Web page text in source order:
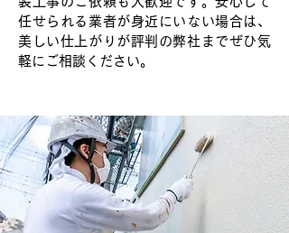
任せられる業者が身近にいない場合は、
美しい仕上がりが評判の弊社までぜひ気
軽にご相談ください。